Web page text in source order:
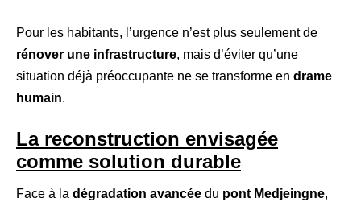
Pour les habitants, l’urgence n’est plus seulement de
rénover une infrastructure, mais d’éviter qu’une
situation déjà préoccupante ne se transforme en drame
humain.
La reconstruction envisagée
comme solution durable
Face à la dégradation avancée du pont Medjeingne,